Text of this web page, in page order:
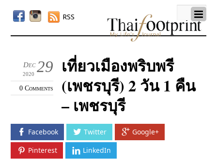
RSS
29
Dec
2020
0 Comments
เที่ยวเมืองพริบพรี
(เพชรบุรี) 2 วัน 1 คืน
– เพชรบุรี
Facebook Twitter Google+
Pinterest LinkedIn